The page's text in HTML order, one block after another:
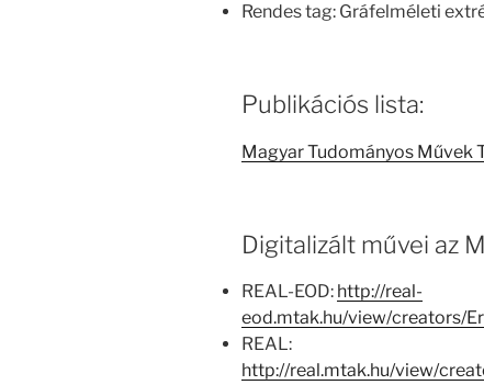
Rendes tag: Gráfelméleti
Publikációs lista:
Magyar Tudományos Művek
Digitalizált művei az
REAL-EOD: http://real-
eod.mtak.hu/view/creators/
REAL:
http://real.mtak.hu/view/